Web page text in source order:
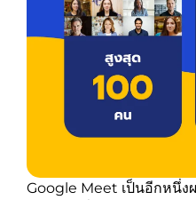
Google Meet เป็นอีกหนึ่